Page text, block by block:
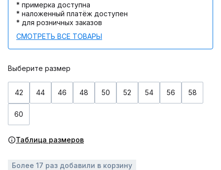
* примерка доступна
* наложенный платёж доступен
* для розничных заказов
СМОТРЕТЬ ВСЕ ТОВАРЫ
Выберите размер
42 44 46 48 50 52 54 56 58
60
Таблица размеров
Более 17 раз добавили в корзину